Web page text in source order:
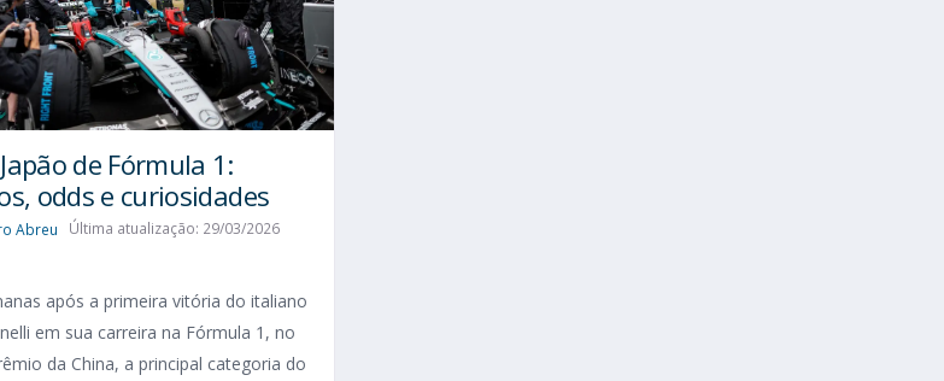
de Fórmula 1:
odds e curiosidades
Abreu Última atualização: 29/03/2026
após a primeira vitória do italiano
em sua carreira na Fórmula 1, no
da China, a principal categoria do